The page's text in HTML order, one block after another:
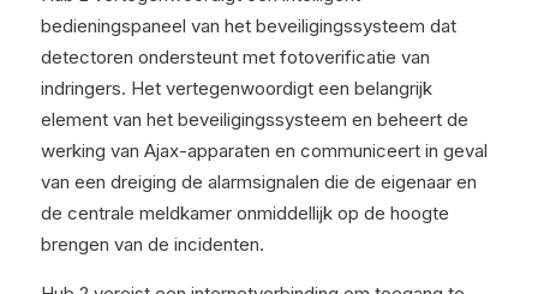
bedieningspaneel van het beveiligingssysteem dat
detectoren ondersteunt met fotoverificatie van
indringers. Het vertegenwoordigt een belangrijk
element van het beveiligingssysteem en beheert de
werking van Ajax-apparaten en communiceert in geval
van een dreiging de alarmsignalen die de eigenaar en
de centrale meldkamer onmiddellijk op de hoogte
brengen van de incidenten.